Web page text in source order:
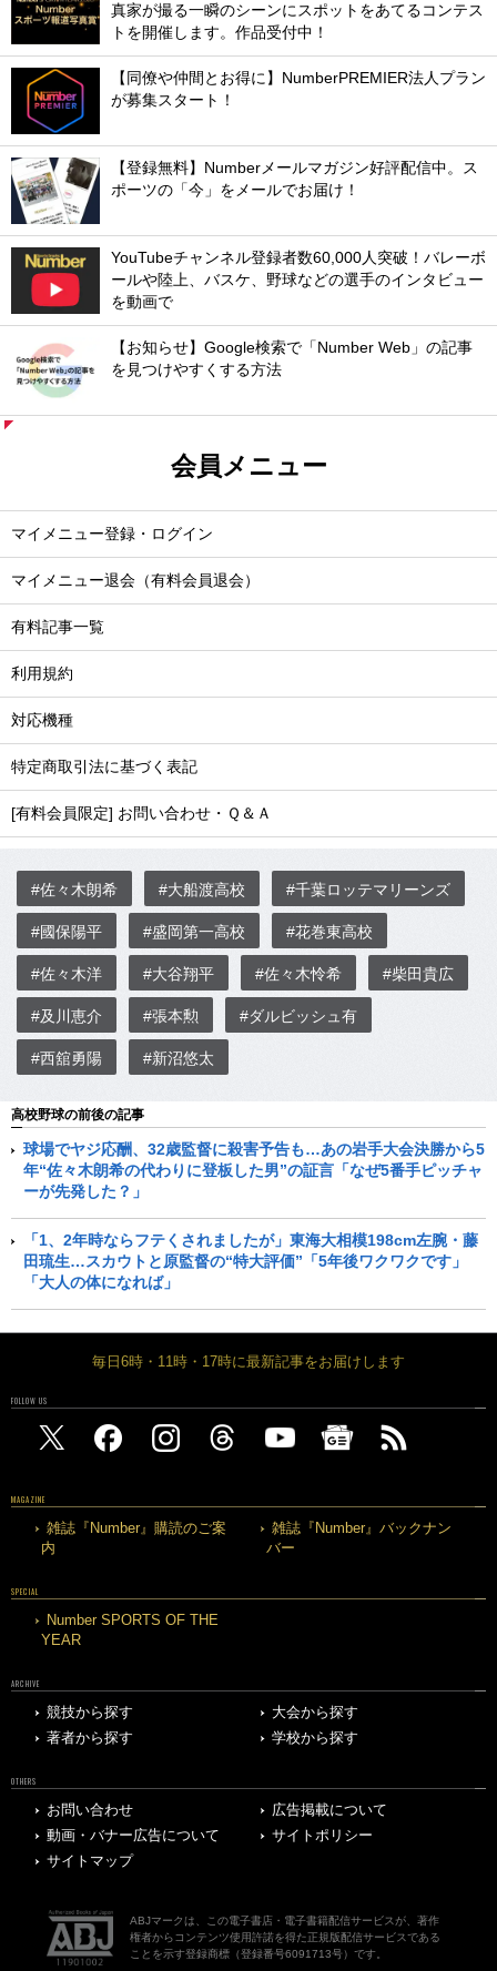
真家が撮る一瞬のシーンにスポットをあてるコンテス
トを開催します。作品受付中！
【同僚や仲間とお得に】NumberPREMIER法人プラン
が募集スタート！
【登録無料】Numberメールマガジン好評配信中。ス
ポーツの「今」をメールでお届け！
YouTubeチャンネル登録者数60,000人突破！バレーボ
ールや陸上、バスケ、野球などの選手のインタビュー
を動画で
【お知らせ】Google検索で「Number Web」の記事
を見つけやすくする方法
会員メニュー
マイメニュー登録・ログイン
マイメニュー退会（有料会員退会）
有料記事一覧
利用規約
対応機種
特定商取引法に基づく表記
[有料会員限定] お問い合わせ・Ｑ＆Ａ
#佐々木朗希 #大船渡高校 #千葉ロッテマリーンズ
#國保陽平 #盛岡第一高校 #花巻東高校
#佐々木洋 #大谷翔平 #佐々木怜希 #柴田貴広
#及川恵介 #張本勲 #ダルビッシュ有
#西舘勇陽 #新沼悠太
高校野球の前後の記事
球場でヤジ応酬、32歳監督に殺害予告も…あの岩手大会決勝から5
年“佐々木朗希の代わりに登板した男”の証言「なぜ5番手ピッチャ
ーが先発した？」
「1、2年時ならフテくされましたが」東海大相模198cm左腕・藤
田琉生…スカウトと原監督の“特大評価”「5年後ワクワクです」
「大人の体になれば」
毎日6時・11時・17時に最新記事をお届けします
FOLLOW US
MAGAZINE
雑誌『Number』購読のご案
内
雑誌『Number』バックナン
バー
SPECIAL
Number SPORTS OF THE
YEAR
ARCHIVE
競技から探す
大会から探す
著者から探す
学校から探す
OTHERS
お問い合わせ
広告掲載について
動画・バナー広告について
サイトポリシー
サイトマップ
ABJマークは、この電子書店・電子書籍配信サービスが、著作
権者からコンテンツ使用許諾を得た正規版配信サービスである
ことを示す登録商標（登録番号6091713号）です。